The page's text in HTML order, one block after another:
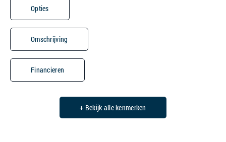
Opties
Omschrijving
Financieren
+ Bekijk alle kenmerken